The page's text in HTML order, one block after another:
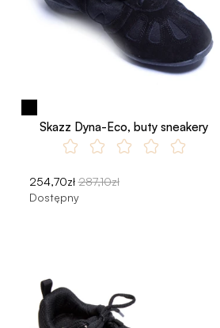
Skazz Dyna-Eco, buty sneakery
254,70zł 287,10zł
Dostępny